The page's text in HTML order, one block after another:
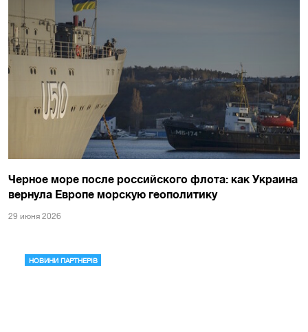
Черное море после российского флота: как Украина
вернула Европе морскую геополитику
29 июня 2026